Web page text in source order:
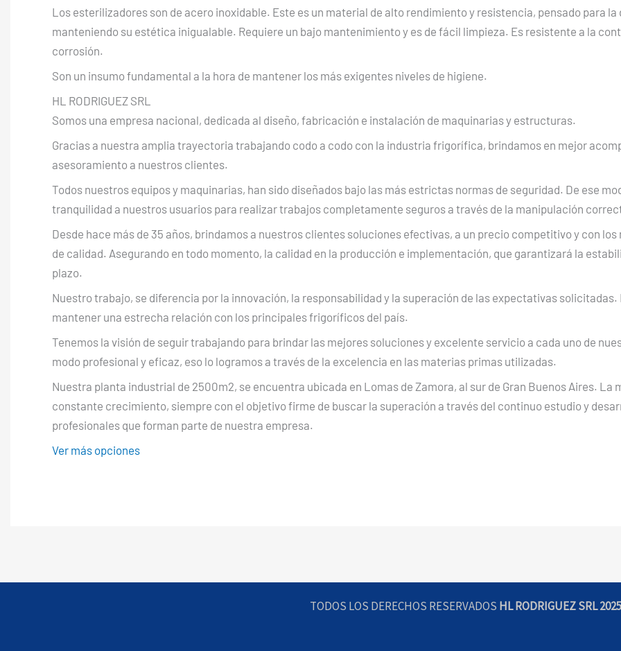
Los esterilizadores son de acero inoxidable. Este es un material de alto rendimiento y resistencia, pensado para la
manteniendo su estética inigualable. Requiere un bajo mantenimiento y es de fácil limpieza. Es resistente a la
corrosión.
Son un insumo fundamental a la hora de mantener los más exigentes niveles de higiene.
HL RODRIGUEZ SRL
Somos una empresa nacional, dedicada al diseño, fabricación e instalación de maquinarias y estructuras.
Gracias a nuestra amplia trayectoria trabajando codo a codo con la industria frigorífica, brindamos en mejor
asesoramiento a nuestros clientes.
Todos nuestros equipos y maquinarias, han sido diseñados bajo las más estrictas normas de seguridad. De ese
tranquilidad a nuestros usuarios para realizar trabajos completamente seguros a través de la manipulación
Desde hace más de 35 años, brindamos a nuestros clientes soluciones efectivas, a un precio competitivo y con
de calidad. Asegurando en todo momento, la calidad en la producción e implementación, que garantizará la
plazo.
Nuestro trabajo, se diferencia por la innovación, la responsabilidad y la superación de las expectativas
mantener una estrecha relación con los principales frigoríficos del país.
Tenemos la visión de seguir trabajando para brindar las mejores soluciones y excelente servicio a cada uno de
modo profesional y eficaz, eso lo logramos a través de la excelencia en las materias primas utilizadas.
Nuestra planta industrial de 2500m2, se encuentra ubicada en Lomas de Zamora, al sur de Gran Buenos Aires. La
constante crecimiento, siempre con el objetivo firme de buscar la superación a través del continuo estudio y
profesionales que forman parte de nuestra empresa.
Ver más opciones
TODOS LOS DERECHOS RESERVADOS HL RODRIGUEZ SRL 2025